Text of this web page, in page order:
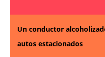
Un conductor
autos estacionados